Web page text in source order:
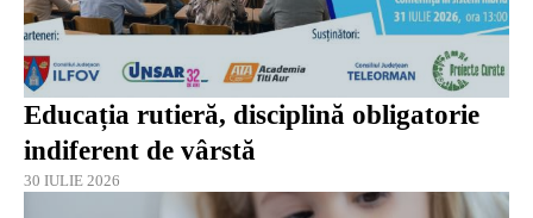
Educația rutieră, disciplină obligatorie
indiferent de vârstă
30 IULIE 2026